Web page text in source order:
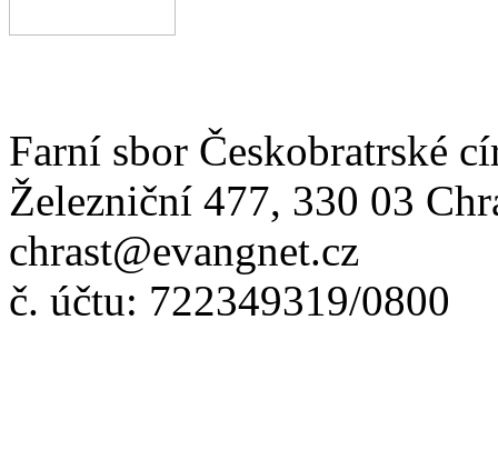
Farní sbor Českobratrské
Železniční 477, 330 03
chrast@evangnet.cz
č. účtu: 722349319/0800